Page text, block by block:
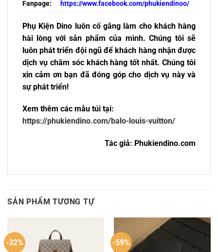
Fanpage: https://www.facebook.com/phukiendinoo/
Phụ Kiện Dino luôn cố gắng làm cho khách hàng
hài lòng với sản phẩm của mình. Chúng tôi sẽ
luôn phát triển đội ngũ để khách hàng nhận được
dịch vụ chăm sóc khách hàng tốt nhất. Chúng tôi
xin cảm ơn bạn đã đóng góp cho dịch vụ này và
sự phát triển!
Xem thêm các mẫu túi tại:
https://phukiendino.com/balo-louis-vuitton/
Tác giả: Phukiendino.com
SẢN PHẨM TƯƠNG TỰ
-32% -59%